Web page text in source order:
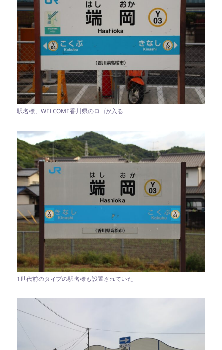
駅名標、WELCOME香川県のロゴが入る
1世代前のタイプの駅名標も設置されていた